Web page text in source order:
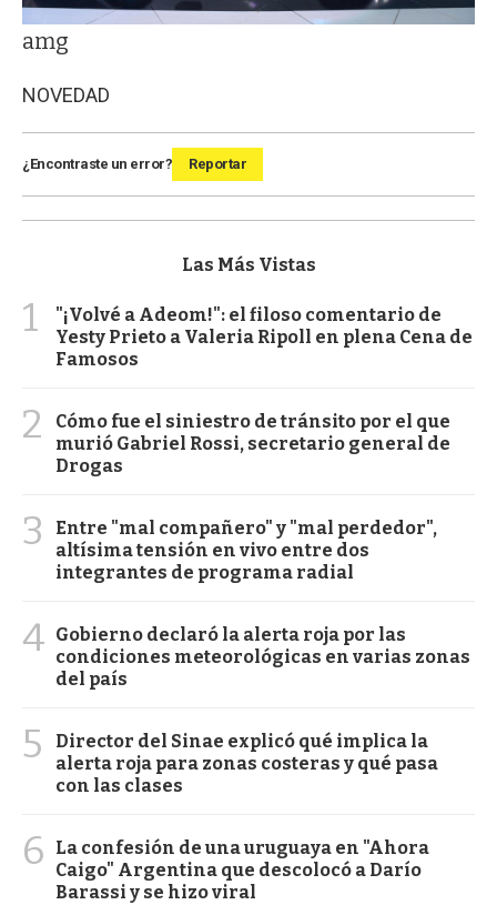
amg
NOVEDAD
¿Encontraste un error? Reportar
Las Más Vistas
1
"¡Volvé a Adeom!": el filoso comentario de
Yesty Prieto a Valeria Ripoll en plena Cena de
Famosos
2
Cómo fue el siniestro de tránsito por el que
murió Gabriel Rossi, secretario general de
Drogas
3
Entre "mal compañero" y "mal perdedor",
altísima tensión en vivo entre dos
integrantes de programa radial
4 Gobierno declaró la alerta roja por las
condiciones meteorológicas en varias zonas
del país
5
Director del Sinae explicó qué implica la
alerta roja para zonas costeras y qué pasa
con las clases
6
La confesión de una uruguaya en "Ahora
Caigo" Argentina que descolocó a Darío
Barassi y se hizo viral